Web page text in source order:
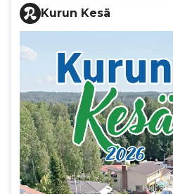
Kurun Kesä